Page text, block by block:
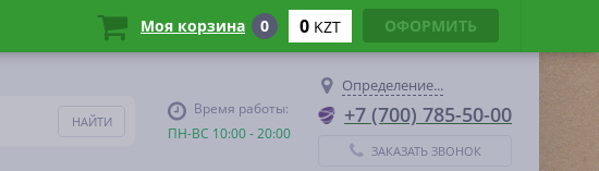
Время работы:
ПН-ВС 10:00 - 20:00
Определение...
+7 (700) 785-50-00
ЗАКАЗАТЬ ЗВОНОК
Моя корзина 0 0 KZT ОФОРМИТЬ